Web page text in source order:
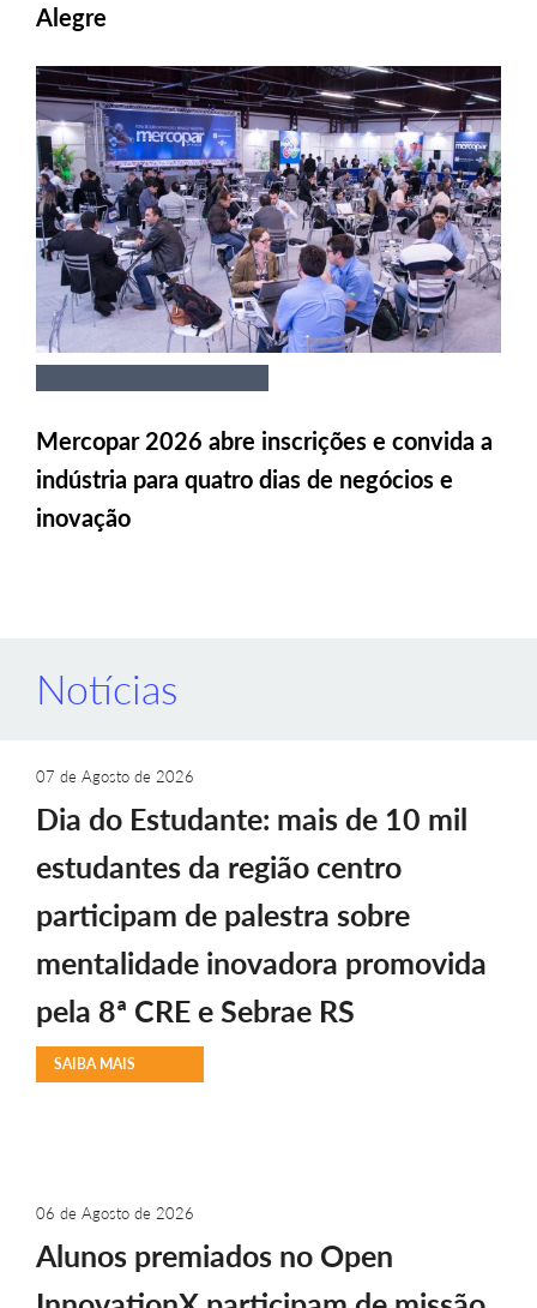
Alegre
Mercopar 2026 abre inscrições e convida a
indústria para quatro dias de negócios e
inovação
Notícias
07 de Agosto de 2026
Dia do Estudante: mais de 10 mil
estudantes da região centro
participam de palestra sobre
mentalidade inovadora promovida
pela 8ª CRE e Sebrae RS
SAIBA MAIS
06 de Agosto de 2026
Alunos premiados no Open